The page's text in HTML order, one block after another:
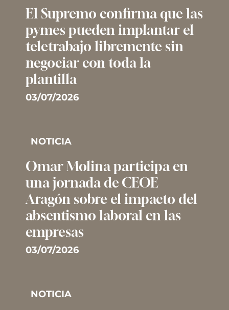
El Supremo confirma que las
pymes pueden implantar el
teletrabajo libremente sin
negociar con toda la
plantilla
03/07/2026
NOTICIA
Omar Molina participa en
una jornada de CEOE
Aragón sobre el impacto del
absentismo laboral en las
empresas
03/07/2026
NOTICIA